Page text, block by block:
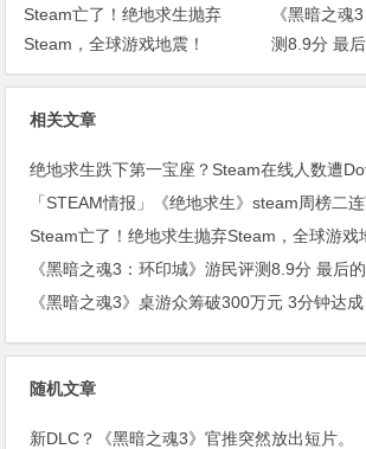
Steam亡了！绝地求生抛弃
Steam，全球游戏地震！
《黑暗之魂
测8.9分 最
相关文章
绝地求生跌下第一宝座？Steam在线人数遭
Steam亡了！绝地求生抛弃Steam，全球游戏
《黑暗之魂3：环印城》游民评测8.9分 最后
《黑暗之魂3》桌游众筹破300万元 3分钟达
随机文章
新DLC？《黑暗之魂3》官推突然放出短片。